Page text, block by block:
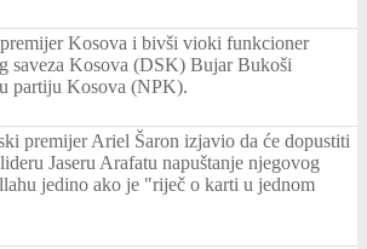
Kosova i bivši vioki funkcioner
saveza Kosova (DSK) Bujar Bukoši
partiju Kosova (NPK).
premijer Ariel Šaron izjavio da će dopustiti
Jaseru Arafatu napuštanje njegovog
jedino ako je "riječ o karti u jednom